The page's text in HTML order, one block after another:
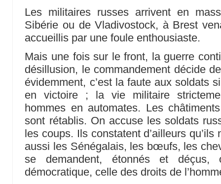
Les militaires russes arrivent en
Sibérie ou de Vladivostock, à Brest
accueillis par une foule enthousiaste.
Mais une fois sur le front, la guerre
désillusion, le commandement décide
évidemment, c’est la faute aux soldats
en victoire ; la vie militaire
hommes en automates. Les
sont rétablis. On accuse les soldats
les coups. Ils constatent d’ailleurs
aussi les Sénégalais, les bœufs, les
se demandent, étonnés et
démocratique, celle des droits de